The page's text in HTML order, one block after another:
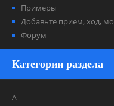
Примеры
Добавьте прием, ход,
Форум
Категории раздела
А